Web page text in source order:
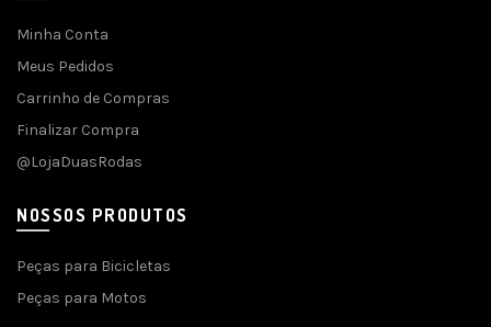
Minha Conta
Meus Pedidos
Carrinho de Compras
Finalizar Compra
@LojaDuasRodas
NOSSOS PRODUTOS
Peças para Bicicletas
Peças para Motos